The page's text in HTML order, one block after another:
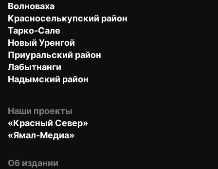
Волноваха
Красноселькупский район
Тарко-Сале
Новый Уренгой
Приуральский район
Лабытнанги
Надымский район
Наши проекты
«Красный Север»
«Ямал-Медиа»
Об издании